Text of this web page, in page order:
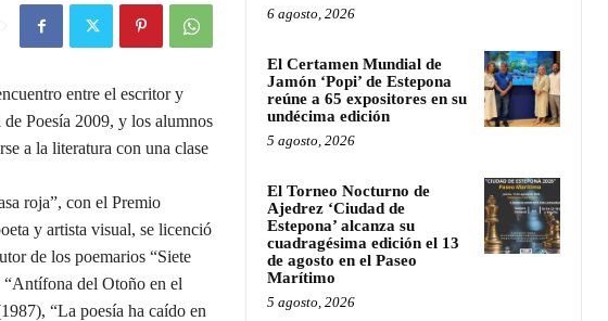
entre el escritor y
Poesía 2009, y los alumnos
a la literatura con una clase
roja”, con el Premio
y artista visual, se licenció
de los poemarios “Siete
del Otoño en el
“La poesía ha caído en
6 agosto, 2026
El Certamen Mundial de
Jamón ‘Popi’ de Estepona
reúne a 65 expositores en su
undécima edición
5 agosto, 2026
El Torneo Nocturno de
Ajedrez ‘Ciudad de
Estepona’ alcanza su
cuadragésima edición el 13
de agosto en el Paseo
Marítimo
5 agosto, 2026